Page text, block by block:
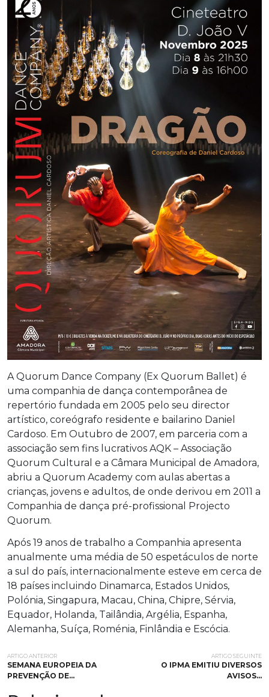
A Quorum Dance Company (Ex Quorum Ballet) é
uma companhia de dança contemporânea de
repertório fundada em 2005 pelo seu director
artístico, coreógrafo residente e bailarino Daniel
Cardoso. Em Outubro de 2007, em parceria com a
associação sem fins lucrativos AQK – Associação
Quorum Cultural e a Câmara Municipal de Amadora,
abriu a Quorum Academy com aulas abertas a
crianças, jovens e adultos, de onde derivou em 2011 a
Companhia de dança pré-profissional Projecto
Quorum.
Após 19 anos de trabalho a Companhia apresenta
anualmente uma média de 50 espetáculos de norte
a sul do país, internacionalmente esteve em cerca de
18 países incluindo Dinamarca, Estados Unidos,
Polónia, Singapura, Macau, China, Chipre, Sérvia,
Equador, Holanda, Tailândia, Argélia, Espanha,
Alemanha, Suíça, Roménia, Finlândia e Escócia.
ARTIGO ANTERIOR
SEMANA EUROPEIA DA
PREVENÇÃO DE…
ARTIGO SEGUINTE
O IPMA EMITIU DIVERSOS
AVISOS…